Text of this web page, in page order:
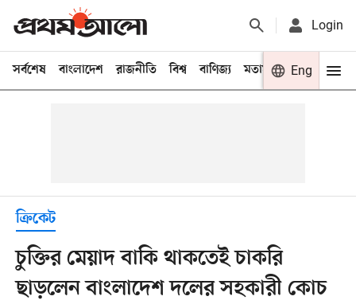
Login
সর্বশেষ বাংলাদেশ রাজনীতি বিশ্ব বাণিজ্য মতামত খেলা
Eng
ক্রিকেট
চুক্তির মেয়াদ বাকি থাকতেই চাকরি
ছাড়লেন বাংলাদেশ দলের সহকারী কোচ